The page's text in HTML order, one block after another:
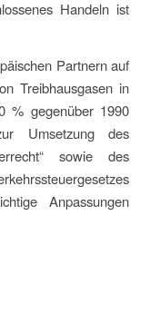
Handeln ist
Partnern auf
Treibhausgasen in
% gegenüber 1990
Umsetzung des
sowie des
Anpassungen